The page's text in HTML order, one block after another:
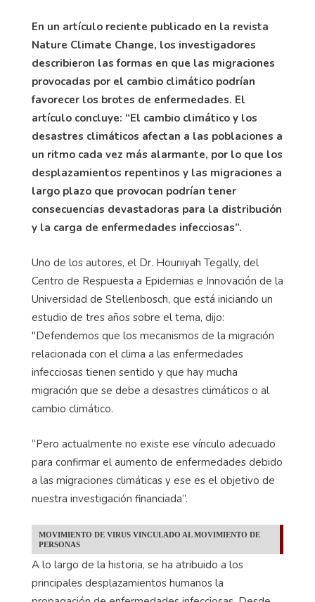
En un artículo reciente publicado en la revista
Nature Climate Change, los investigadores
describieron las formas en que las migraciones
provocadas por el cambio climático podrían
favorecer los brotes de enfermedades. El
artículo concluye: “El cambio climático y los
desastres climáticos afectan a las poblaciones a
un ritmo cada vez más alarmante, por lo que los
desplazamientos repentinos y las migraciones a
largo plazo que provocan podrían tener
consecuencias devastadoras para la distribución
y la carga de enfermedades infecciosas”.
Uno de los autores, el Dr. Houriiyah Tegally, del
Centro de Respuesta a Epidemias e Innovación de la
Universidad de Stellenbosch, que está iniciando un
estudio de tres años sobre el tema, dijo:
"Defendemos que los mecanismos de la migración
relacionada con el clima a las enfermedades
infecciosas tienen sentido y que hay mucha
migración que se debe a desastres climáticos o al
cambio climático.
“Pero actualmente no existe ese vínculo adecuado
para confirmar el aumento de enfermedades debido
a las migraciones climáticas y ese es el objetivo de
nuestra investigación financiada”.
MOVIMIENTO DE VIRUS VINCULADO AL MOVIMIENTO DE
PERSONAS
A lo largo de la historia, se ha atribuido a los
principales desplazamientos humanos la